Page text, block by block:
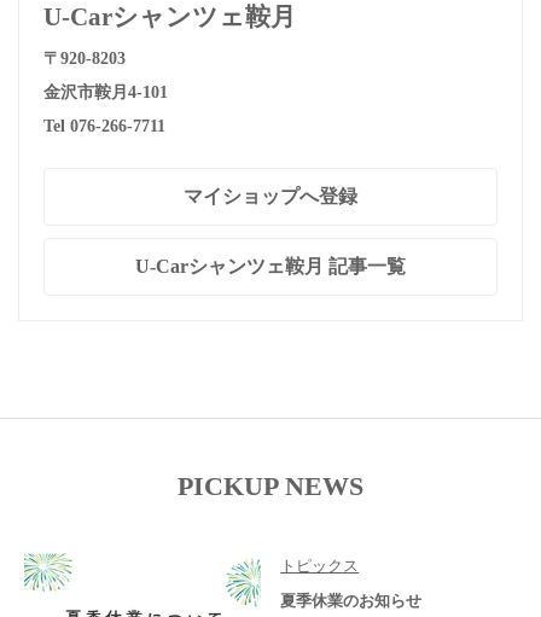
U-Carシャンツェ鞍月
〒920-8203
金沢市鞍月4-101
Tel 076-266-7711
マイショップへ登録
U-Carシャンツェ鞍月 記事一覧
PICKUP NEWS
トピックス
夏季休業のお知らせ